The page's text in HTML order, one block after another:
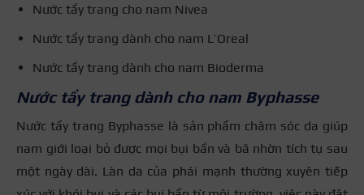
Nước tẩy trang cho nam Nivea
Nước tẩy trang dành cho nam L’Oreal
Nước tẩy trang dành cho nam Bioderma
Nước tẩy trang dành cho nam Byphasse
Nước tẩy trang Byphasse là sản phẩm chăm sóc da giúp
nam giới loại bỏ được mọi bụi bẩn và bã nhờn tích tụ sau
một ngày dài. Làn da của phái mạnh thường xuyên tiếp